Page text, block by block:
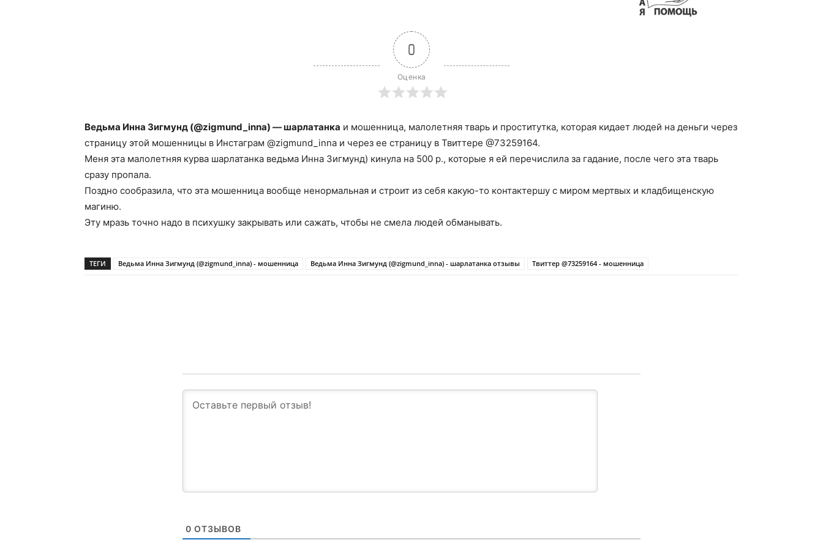
0
Оценка
Ведьма Инна Зигмунд (@zigmund_inna) — шарлатанка и мошенница, малолетняя тварь и проститутка, которая кидает людей на деньги через
страницу этой мошенницы в Инстаграм @zigmund_inna и через ее страницу в Твиттере @73259164.
Меня эта малолетняя курва шарлатанка ведьма Инна Зигмунд) кинула на 500 р., которые я ей перечислила за гадание, после чего эта тварь
сразу пропала.
Поздно сообразила, что эта мошенница вообще ненормальная и строит из себя какую-то контактершу с миром мертвых и кладбищенскую
магиню.
Эту мразь точно надо в психушку закрывать или сажать, чтобы не смела людей обманывать.
ТЕГИ Ведьма Инна Зигмунд (@zigmund_inna) - мошенница Ведьма Инна Зигмунд (@zigmund_inna) - шарлатанка отзывы Твиттер @73259164 - мошенница
0 ОТЗЫВОВ